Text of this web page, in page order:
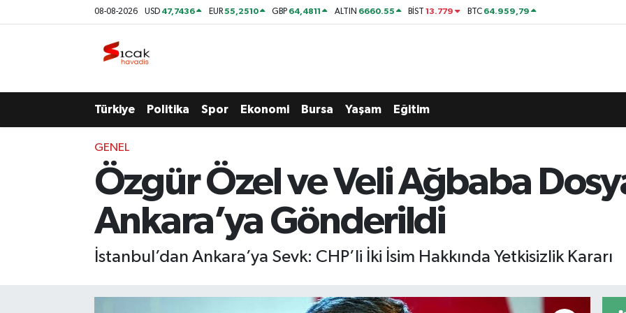
08-08-2026 USD 47,7436 EUR55,2510 GBP 64,4811 ALTIN 6660.55 BİST13.779 BTC 64.959,79
Türkiye Politika Spor Ekonomi Bursa Yaşam Eğitim
GENEL
Özgür Özel ve Veli Ağbaba
Ankara’ya Gönderildi
İstanbul’dan Ankara’ya Sevk: CHP’li İki İsim Hakkında Yetkisizlik Kararı
Nöbetçi Eczaneler
Süper Lig Puan Durumu ve Fikstür
Tüm Manşetler
Son Dakika Haberleri